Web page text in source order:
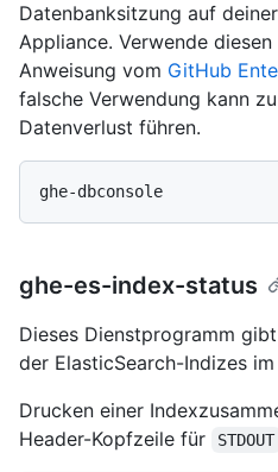
Datenbanksitzung auf
Appliance. Verwende diesen
Anweisung vom GitHub
falsche Verwendung kann
Datenverlust führen.
ghe-es-index-status
Dieses Dienstprogramm
der ElasticSearch-Indizes
Drucken einer
Header-Kopfzeile für
STDOUT